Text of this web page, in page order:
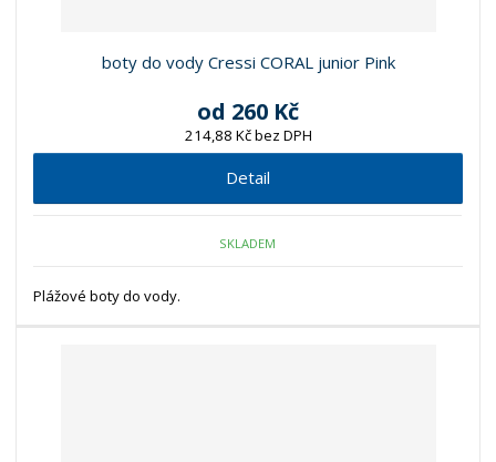
boty do vody Cressi CORAL junior Pink
od 260 Kč
214,88 Kč bez DPH
Detail
SKLADEM
Plážové boty do vody.